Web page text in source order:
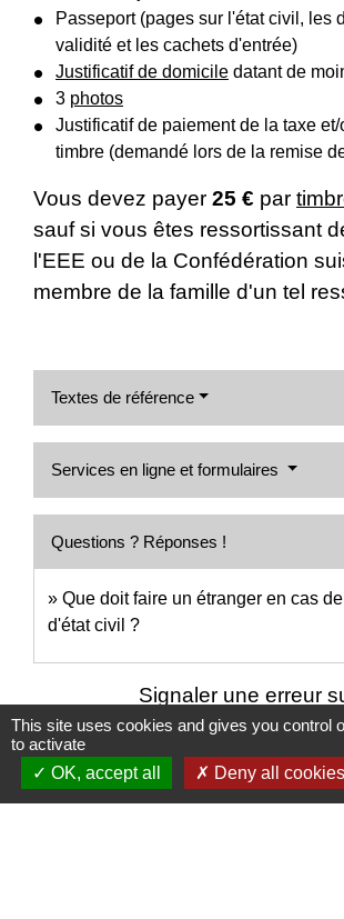
Passeport (pages sur l'état civil, les
validité et les cachets d'entrée)
Justificatif de domicile datant de
3 photos
Justificatif de paiement de la taxe
timbre (demandé lors de la remise
Vous devez payer 25 € par
sauf si vous êtes ressortissant
l'EEE ou de la Confédération
membre de la famille d'un tel
Textes de référence
Services en ligne et formulaires
Questions ? Réponses !
Que doit faire un étranger en cas
d'état civil ?
Signaler une erreur
This site uses cookies and gives you control
to activate
OK, accept all
Deny all cookies